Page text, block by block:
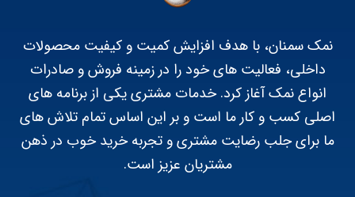
نمک سمنان، با هدف افزایش کمیت و کیفیت محصولات
داخلی، فعالیت های خود را در زمینه فروش و صادرات
انواع نمک آغاز کرد. خدمات مشتری یکی از برنامه های
اصلی کسب و کار ما است و بر این اساس تمام تلاش های
ما برای جلب رضایت مشتری و تجربه خرید خوب در ذهن
مشتریان عزیز است.